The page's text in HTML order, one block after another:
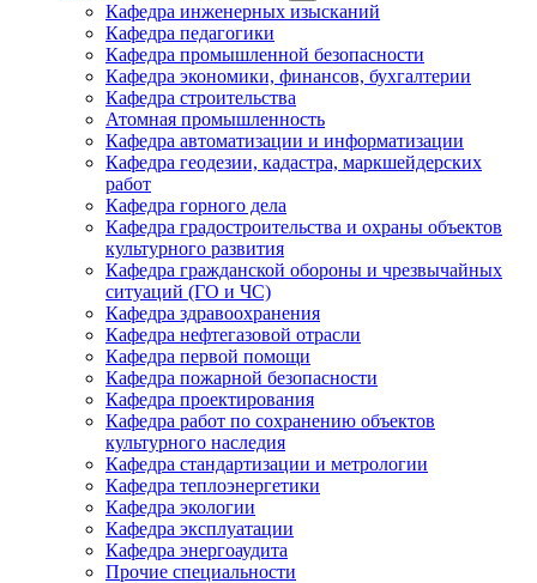
Кафедра инженерных изысканий
Кафедра педагогики
Кафедра промышленной безопасности
Кафедра экономики, финансов, бухгалтерии
Кафедра строительства
Атомная промышленность
Кафедра автоматизации и информатизации
Кафедра геодезии, кадастра, маркшейдерских
работ
Кафедра горного дела
Кафедра градостроительства и охраны объектов
культурного развития
Кафедра гражданской обороны и чрезвычайных
ситуаций (ГО и ЧС)
Кафедра здравоохранения
Кафедра нефтегазовой отрасли
Кафедра первой помощи
Кафедра пожарной безопасности
Кафедра проектирования
Кафедра работ по сохранению объектов
культурного наследия
Кафедра стандартизации и метрологии
Кафедра теплоэнергетики
Кафедра экологии
Кафедра эксплуатации
Кафедра энергоаудита
Прочие специальности